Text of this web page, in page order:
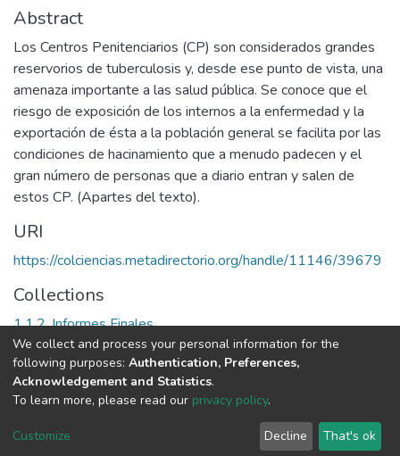
Abstract
Los Centros Penitenciarios (CP) son considerados grandes
reservorios de tuberculosis y, desde ese punto de vista, una
amenaza importante a las salud pública. Se conoce que el
riesgo de exposición de los internos a la enfermedad y la
exportación de ésta a la población general se facilita por las
condiciones de hacinamiento que a menudo padecen y el
gran número de personas que a diario entran y salen de
estos CP. (Apartes del texto).
URI
https://colciencias.metadirectorio.org/handle/11146/39679
Collections
1.1.2. Informes Finales
Full item page
DSpace software copyright © 2002-2026
Cookie
End User
Agreement
Send
Feedback
We collect and process your personal information for the
following purposes: Authentication, Preferences,
Acknowledgement and Statistics.
To learn more, please read our privacy policy.
Customize Decline That's ok